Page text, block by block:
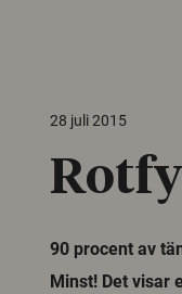
28 juli 2015
90 procent av
Minst! Det visar